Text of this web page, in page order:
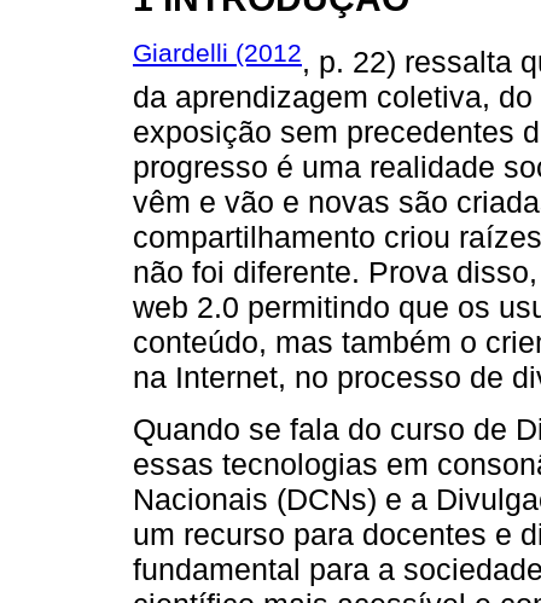
Giardelli (2012, p. 22) ressalta
da aprendizagem coletiva,
exposição sem precedentes
progresso é uma realidade
vêm e vão e novas são
compartilhamento criou
não foi diferente. Prova
web 2.0 permitindo que os
conteúdo, mas também o
na Internet, no processo de
Quando se fala do curso de
essas tecnologias em
Nacionais (DCNs) e a
um recurso para docentes e
fundamental para a